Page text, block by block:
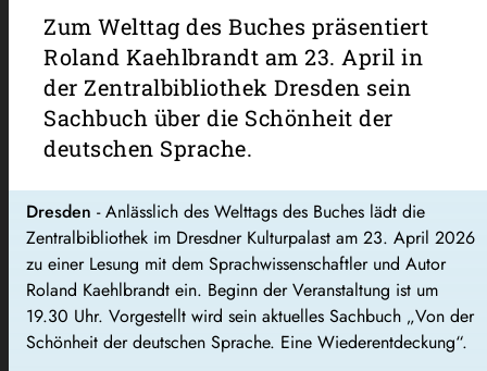
Zum Welttag des Buches präsentiert
Roland Kaehlbrandt am 23. April in
der Zentralbibliothek Dresden sein
Sachbuch über die Schönheit der
deutschen Sprache.
Dresden - Anlässlich des Welttags des Buches lädt die
Zentralbibliothek im Dresdner Kulturpalast am 23. April 2026
zu einer Lesung mit dem Sprachwissenschaftler und Autor
Roland Kaehlbrandt ein. Beginn der Veranstaltung ist um
19.30 Uhr. Vorgestellt wird sein aktuelles Sachbuch „Von der
Schönheit der deutschen Sprache. Eine Wiederentdeckung“.